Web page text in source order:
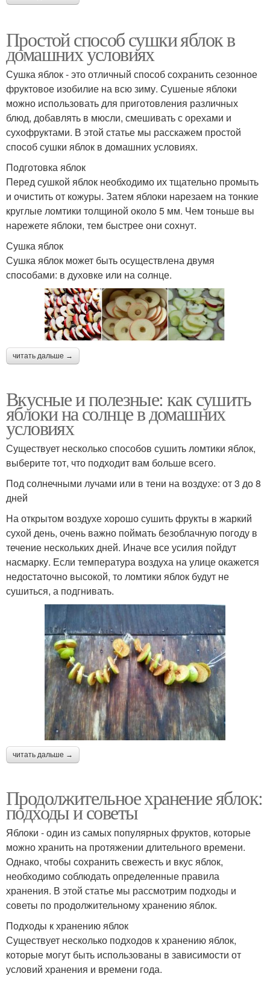
Простой способ сушки яблок в
домашних условиях
Сушка яблок - это отличный способ сохранить сезонное
фруктовое изобилие на всю зиму. Сушеные яблоки
можно использовать для приготовления различных
блюд, добавлять в мюсли, смешивать с орехами и
сухофруктами. В этой статье мы расскажем простой
способ сушки яблок в домашних условиях.
Подготовка яблок
Перед сушкой яблок необходимо их тщательно промыть
и очистить от кожуры. Затем яблоки нарезаем на тонкие
круглые ломтики толщиной около 5 мм. Чем тоньше вы
нарежете яблоки, тем быстрее они сохнут.
Сушка яблок
Сушка яблок может быть осуществлена двумя
способами: в духовке или на солнце.
читать дальше →
Вкусные и полезные: как сушить
яблоки на солнце в домашних
условиях
Существует несколько способов сушить ломтики яблок,
выберите тот, что подходит вам больше всего.
Под солнечными лучами или в тени на воздухе: от 3 до 8
дней
На открытом воздухе хорошо сушить фрукты в жаркий
сухой день, очень важно поймать безоблачную погоду в
течение нескольких дней. Иначе все усилия пойдут
насмарку. Если температура воздуха на улице окажется
недостаточно высокой, то ломтики яблок будут не
сушиться, а подгнивать.
читать дальше →
Продолжительное хранение яблок:
подходы и советы
Яблоки - один из самых популярных фруктов, которые
можно хранить на протяжении длительного времени.
Однако, чтобы сохранить свежесть и вкус яблок,
необходимо соблюдать определенные правила
хранения. В этой статье мы рассмотрим подходы и
советы по продолжительному хранению яблок.
Подходы к хранению яблок
Существует несколько подходов к хранению яблок,
которые могут быть использованы в зависимости от
условий хранения и времени года.